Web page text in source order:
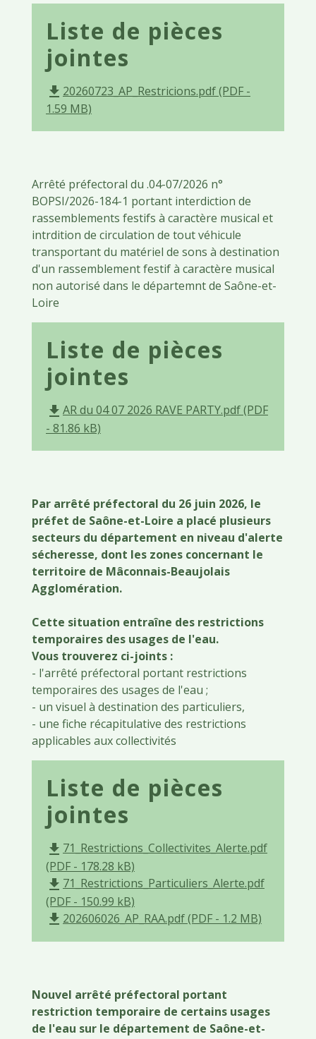
Liste de pièces
jointes
file_download 20260723_AP_Restricions.pdf (PDF -
1.59 MB)
Arrêté préfectoral du .04-07/2026 n°
BOPSI/2026-184-1 portant interdiction de
rassemblements festifs à caractère musical et
intrdition de circulation de tout véhicule
transportant du matériel de sons à destination
d'un rassemblement festif à caractère musical
non autorisé dans le départemnt de Saône-et-
Loire
Liste de pièces
jointes
file_download AR du 04 07 2026 RAVE PARTY.pdf (PDF
- 81.86 kB)
Par arrêté préfectoral du 26 juin 2026, le
préfet de Saône-et-Loire a placé plusieurs
secteurs du département en niveau d'alerte
sécheresse, dont les zones concernant le
territoire de Mâconnais-Beaujolais
Agglomération.
Cette situation entraîne des restrictions
temporaires des usages de l'eau.
Vous trouverez ci-joints :
- l'arrêté préfectoral portant restrictions
temporaires des usages de l'eau ;
- un visuel à destination des particuliers,
- une fiche récapitulative des restrictions
applicables aux collectivités
Liste de pièces
jointes
file_download 71_Restrictions_Collectivites_Alerte.pdf
(PDF - 178.28 kB)
file_download 71_Restrictions_Particuliers_Alerte.pdf
(PDF - 150.99 kB)
file_download 202606026_AP_RAA.pdf (PDF - 1.2 MB)
Nouvel arrêté préfectoral portant
restriction temporaire de certains usages
de l'eau sur le département de Saône-et-